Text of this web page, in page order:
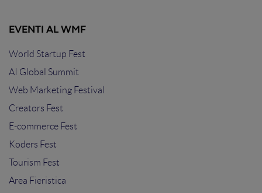
EVENTI AL WMF
World Startup Fest
AI Global Summit
Web Marketing Festival
Creators Fest
E-commerce Fest
Koders Fest
Tourism Fest
Area Fieristica